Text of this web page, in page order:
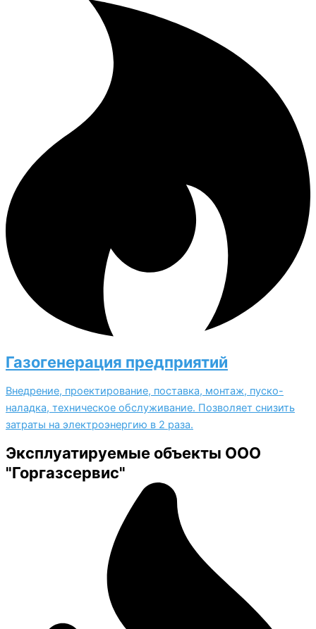
Газогенерация предприятий
Внедрение, проектирование, поставка, монтаж, пуско-
наладка, техническое обслуживание. Позволяет снизить
затраты на электроэнергию в 2 раза.
Эксплуатируемые объекты ООО
"Горгазсервис"